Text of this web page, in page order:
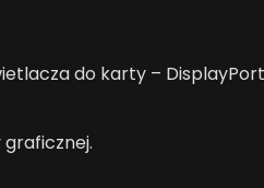
do karty – DisplayPort